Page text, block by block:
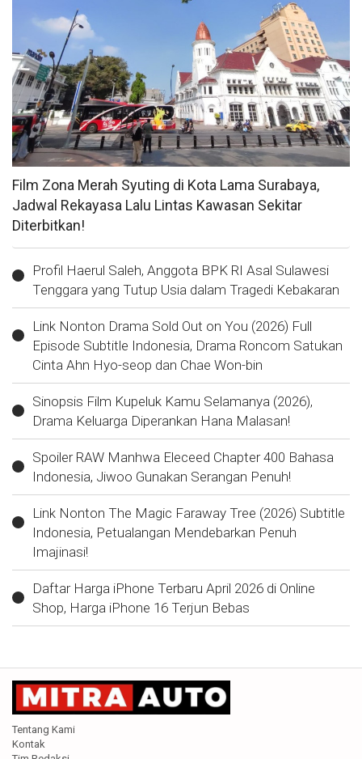
Film Zona Merah Syuting di Kota Lama Surabaya,
Jadwal Rekayasa Lalu Lintas Kawasan Sekitar
Diterbitkan!
Profil Haerul Saleh, Anggota BPK RI Asal Sulawesi
Tenggara yang Tutup Usia dalam Tragedi Kebakaran
Link Nonton Drama Sold Out on You (2026) Full
Episode Subtitle Indonesia, Drama Roncom Satukan
Cinta Ahn Hyo-seop dan Chae Won-bin
Sinopsis Film Kupeluk Kamu Selamanya (2026),
Drama Keluarga Diperankan Hana Malasan!
Spoiler RAW Manhwa Eleceed Chapter 400 Bahasa
Indonesia, Jiwoo Gunakan Serangan Penuh!
Link Nonton The Magic Faraway Tree (2026) Subtitle
Indonesia, Petualangan Mendebarkan Penuh
Imajinasi!
Daftar Harga iPhone Terbaru April 2026 di Online
Shop, Harga iPhone 16 Terjun Bebas
Tentang Kami
Kontak